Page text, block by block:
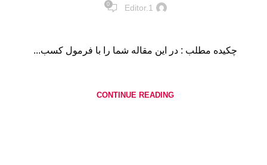
Editor.1
0
چکیده مطلب : در این مقاله شما را با فرمول کسب...
CONTINUE READING